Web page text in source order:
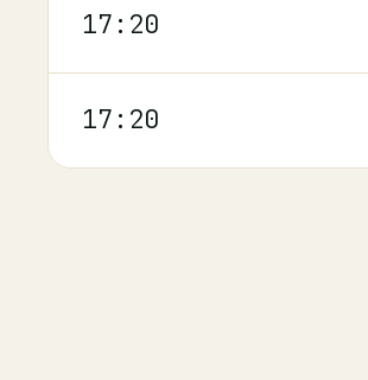
Planerad
17:20
Planerad
17:20